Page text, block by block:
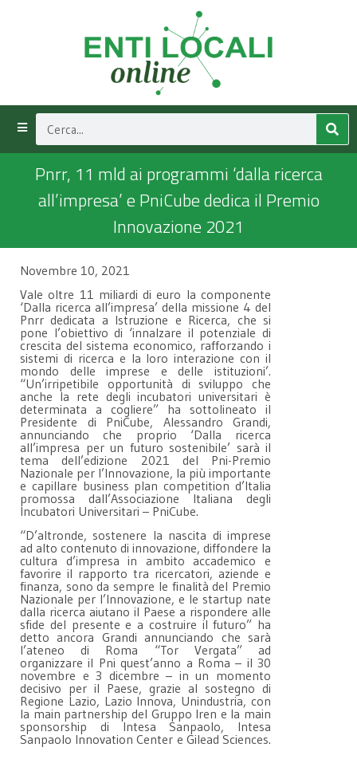
Pnrr, 11 mld ai programmi ‘dalla ricerca
all’impresa’ e PniCube dedica il Premio
Innovazione 2021
Novembre 10, 2021
Vale oltre 11 miliardi di euro la componente
‘Dalla ricerca all’impresa’ della missione 4 del
Pnrr dedicata a Istruzione e Ricerca, che si
pone l’obiettivo di ‘innalzare il potenziale di
crescita del sistema economico, rafforzando i
sistemi di ricerca e la loro interazione con il
mondo delle imprese e delle istituzioni’.
“Un’irripetibile opportunità di sviluppo che
anche la rete degli incubatori universitari è
determinata a cogliere” ha sottolineato il
Presidente di PniCube, Alessandro Grandi,
annunciando che proprio ‘Dalla ricerca
all’impresa per un futuro sostenibile’ sarà il
tema dell’edizione 2021 del Pni-Premio
Nazionale per l’Innovazione, la più importante
e capillare business plan competition d’Italia
promossa dall’Associazione Italiana degli
Incubatori Universitari – PniCube.
“D’altronde, sostenere la nascita di imprese
ad alto contenuto di innovazione, diffondere la
cultura d’impresa in ambito accademico e
favorire il rapporto tra ricercatori, aziende e
finanza, sono da sempre le finalità del Premio
Nazionale per l’Innovazione, e le startup nate
dalla ricerca aiutano il Paese a rispondere alle
sfide del presente e a costruire il futuro” ha
detto ancora Grandi annunciando che sarà
l’ateneo di Roma “Tor Vergata” ad
organizzare il Pni quest’anno a Roma – il 30
novembre e 3 dicembre – in un momento
decisivo per il Paese, grazie al sostegno di
Regione Lazio, Lazio Innova, Unindustria, con
la main partnership del Gruppo Iren e la main
sponsorship di Intesa Sanpaolo, Intesa
Sanpaolo Innovation Center e Gilead Sciences.